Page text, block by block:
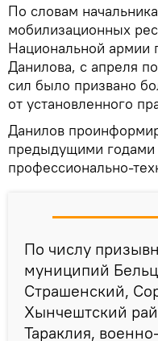
По словам
мобилизационных
Национальной армии
Данилова, с апреля
сил было призвано
от установленного
Данилов
предыдущими годами
профессионально-
По числу
муниципий
Страшенский,
Хынчештский
Тараклия,